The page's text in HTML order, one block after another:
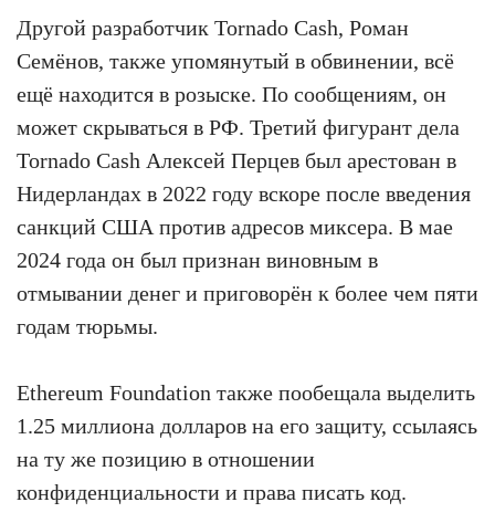
Другой разработчик Tornado Cash, Роман
Семёнов, также упомянутый в обвинении, всё
ещё находится в розыске. По сообщениям, он
может скрываться в РФ. Третий фигурант дела
Tornado Cash Алексей Перцев был арестован в
Нидерландах в 2022 году вскоре после введения
санкций США против адресов миксера. В мае
2024 года он был признан виновным в
отмывании денег и приговорён к более чем пяти
годам тюрьмы.
Ethereum Foundation также пообещала выделить
1.25 миллиона долларов на его защиту, ссылаясь
на ту же позицию в отношении
конфиденциальности и права писать код.